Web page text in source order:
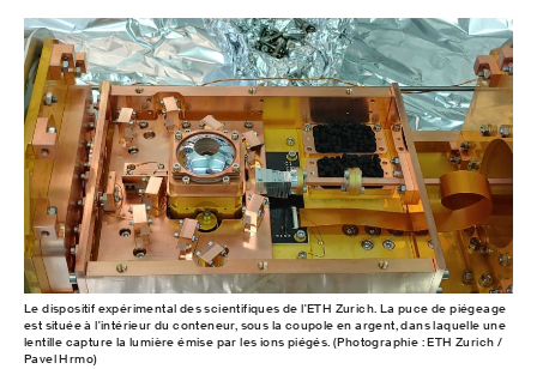
Le dispositif expérimental des scientifiques de l'ETH Zurich. La puce de piégeage
est située à l'intérieur du conteneur, sous la coupole en argent, dans laquelle une
lentille capture la lumière émise par les ions piégés. (Photographie : ETH Zurich /
Pavel Hrmo)